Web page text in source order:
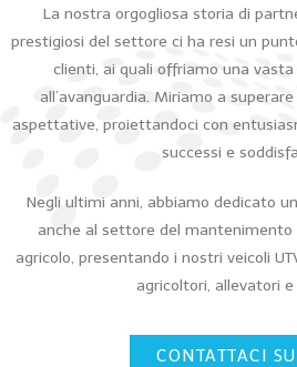
La nostra orgogliosa storia di
prestigiosi del settore ci ha resi un
clienti, ai quali offriamo una
all’avanguardia. Miriamo a
aspettative, proiettandoci con
successi e
Negli ultimi anni, abbiamo dedicato
anche al settore del
agricolo, presentando i nostri veicoli
agricoltori, allevatori
CONTATTACI